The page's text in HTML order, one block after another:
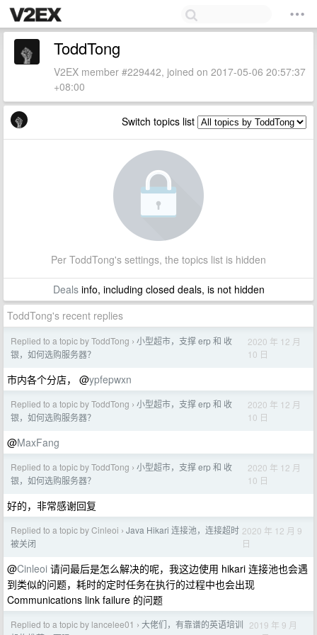
ToddTong
V2EX member #229442, joined on 2017-05-06 20:57:37
+08:00
Switch topics list
Per ToddTong's settings, the topics list is hidden
Dealsinfo, including closed deals, is not hidden
ToddTong's recent replies
Replied to a topic by ToddTong › 小型超市，支撑 erp 和 收
银，如何选购服务器？
2020 年 12 月
10 日
市内各个分店， @ypfepwxn
Replied to a topic by ToddTong › 小型超市，支撑 erp 和 收
银，如何选购服务器？
2020 年 12 月
10 日
@MaxFang
Replied to a topic by ToddTong › 小型超市，支撑 erp 和 收
银，如何选购服务器？
2020 年 12 月
10 日
好的，非常感谢回复
Replied to a topic by Cinleoi › Java Hikari 连接池，连接超时
被关闭
2020 年 12 月 9
日
@Cinleoi 请问最后是怎么解决的呢，我这边使用 hikari 连接池也会遇
到类似的问题，耗时的定时任务在执行的过程中也会出现
Communications link failure 的问题
Replied to a topic by lancelee01 › 大佬们，有靠谱的英语培训 2019 年 9 月